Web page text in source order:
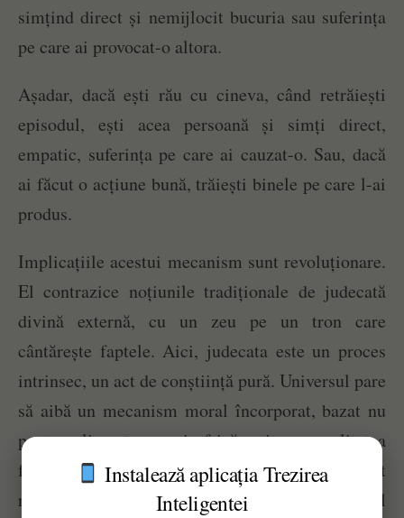
simțind direct și nemijlocit bucuria sau suferința
pe care ai provocat-o altora.
Așadar, dacă ești rău cu cineva, când retrăiești
episodul, ești acea persoană și simți direct,
empatic, suferința pe care ai cauzat-o. Sau, dacă
ai făcut o acțiune bună, trăiești binele pe care l-ai
produs.
Implicațiile acestui mecanism sunt revoluționare.
El contrazice noțiunile tradiționale de judecată
divină externă, cu un zeu pe un tron care
cântărește faptele. Aici, judecata este un proces
intrinsec, un act de conștiință pură. Universul pare
să aibă un mecanism moral încorporat, bazat nu
pe reguli externe și frică, ci pe realitatea
fundamentală a empatiei. În final, suntem direct
responsabili pentru impactul emoțional pe care îl
Instalează aplicația Trezirea
Inteligentei